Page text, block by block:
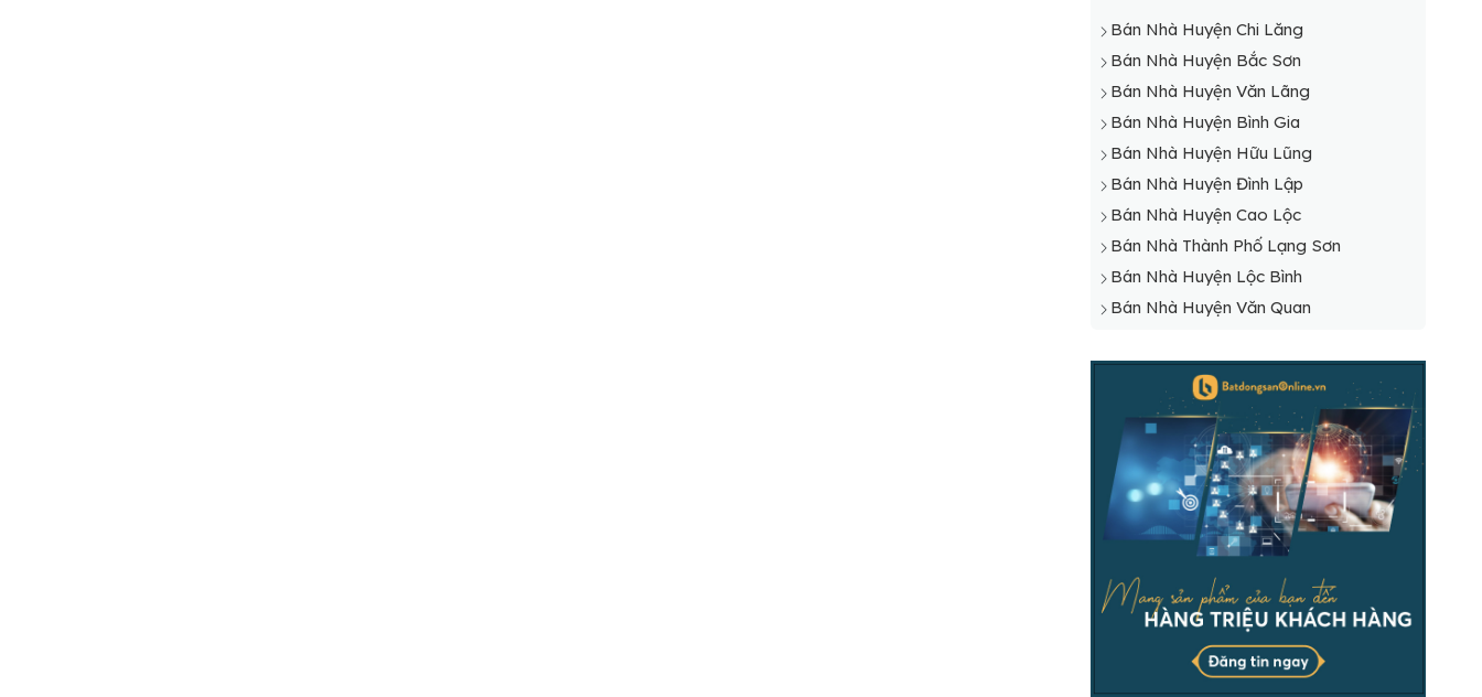
Bán Nhà Huyện Chi Lăng
Bán Nhà Huyện Bắc Sơn
Bán Nhà Huyện Văn Lãng
Bán Nhà Huyện Bình Gia
Bán Nhà Huyện Hữu Lũng
Bán Nhà Huyện Đình Lập
Bán Nhà Huyện Cao Lộc
Bán Nhà Thành Phố Lạng Sơn
Bán Nhà Huyện Lộc Bình
Bán Nhà Huyện Văn Quan